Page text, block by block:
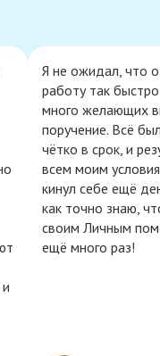
Я не ожидал, что
работу так
много желающих
поручение. Всё
чётко в срок, и
всем моим
кинул себе ещё
как точно знаю,
своим Личным
ещё много раз!